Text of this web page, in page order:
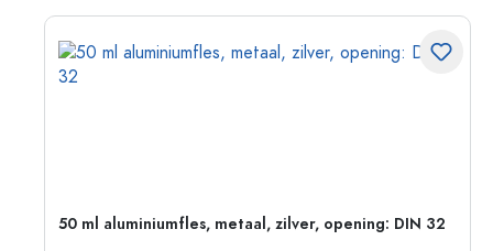
50 ml aluminiumfles, metaal, zilver, opening: DIN 32